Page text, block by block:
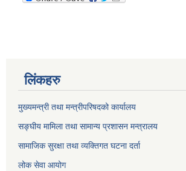
लिंकहरु
मुख्यमन्त्री तथा मन्त्रीपरिषदको कार्यालय
सङ्घीय मामिला तथा सामान्य प्रशासन मन्त्रालय
सामाजिक सुरक्षा तथा व्यक्तिगत घटना दर्ता
लोक सेवा आयोग